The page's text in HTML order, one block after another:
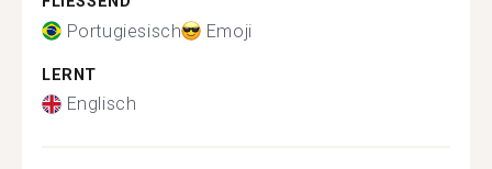
Portugiesisch Emoji
LERNT
Englisch